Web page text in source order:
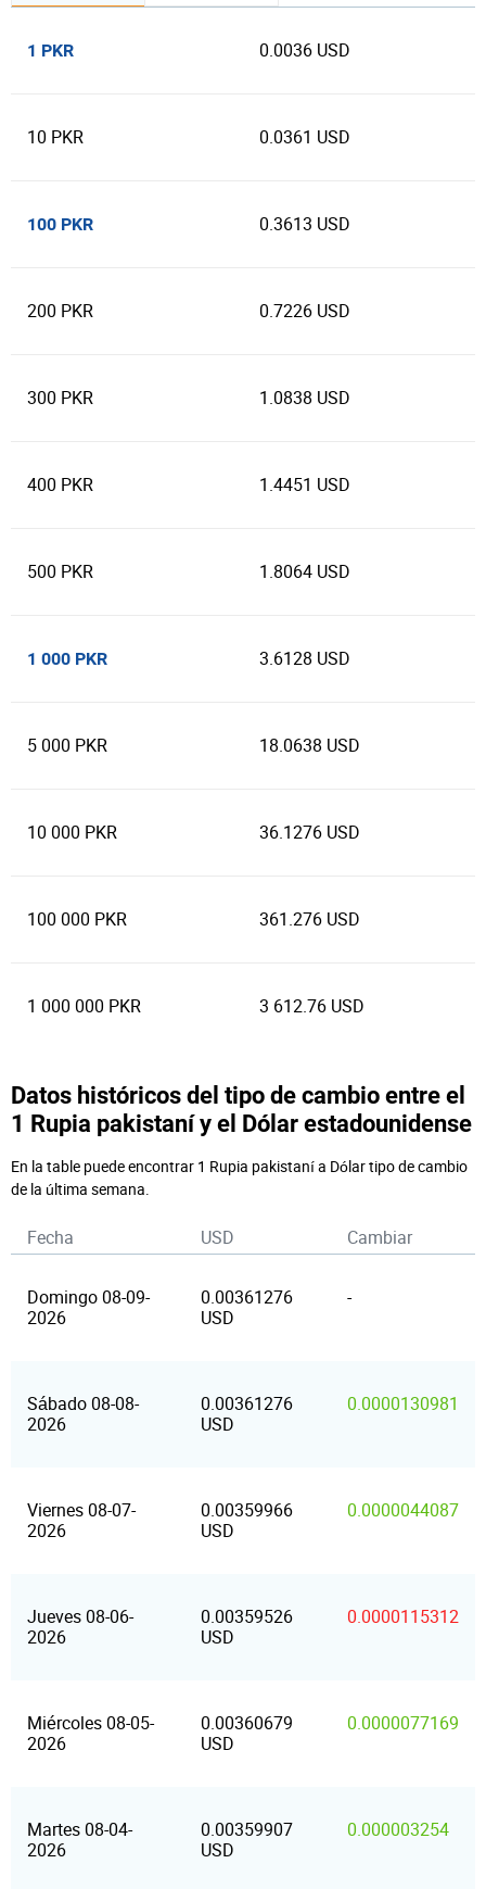
1 PKR 0.0036 USD
10 PKR 0.0361 USD
100 PKR 0.3613 USD
200 PKR 0.7226 USD
300 PKR 1.0838 USD
400 PKR 1.4451 USD
500 PKR 1.8064 USD
1 000 PKR 3.6128 USD
5 000 PKR 18.0638 USD
10 000 PKR 36.1276 USD
100 000 PKR 361.276 USD
1 000 000 PKR 3 612.76 USD
Datos históricos del tipo de cambio entre el
1 Rupia pakistaní y el Dólar estadounidense
En la table puede encontrar 1 Rupia pakistaní a Dólar tipo de cambio
de la última semana.
Fecha USD Cambiar
Domingo 08-09-
2026
0.00361276
USD
-
Sábado 08-08-
2026
0.00361276
USD
0.0000130981
Viernes 08-07-
2026
0.00359966
USD
0.0000044087
Jueves 08-06-
2026
0.00359526
USD
0.0000115312
Miércoles 08-05-
2026
0.00360679
USD
0.0000077169
Martes 08-04-
2026
0.00359907
USD
0.000003254